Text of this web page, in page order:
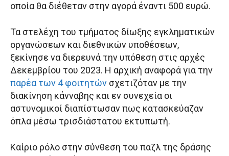
οποία θα διέθεταν στην αγορά έναντι 500 ευρώ.
Τα στελέχη του τμήματος δίωξης εγκληματικών
οργανώσεων και διεθνικών υποθέσεων,
ξεκίνησε να διερευνά την υπόθεση στις αρχές
Δεκεμβρίου του 2023. Η αρχική αναφορά για την
παρέα των 4 φοιτητών σχετιζόταν με την
διακίνηση κάνναβης και εν συνεχεία οι
αστυνομικοί διαπίστωσαν πως κατασκεύαζαν
όπλα μέσω τρισδιάστατου εκτυπωτή.
Καίριο ρόλο στην σύνθεση του παζλ της δράσης